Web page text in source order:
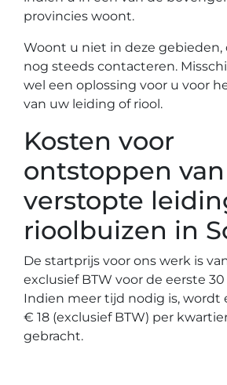
provincies woont.
Woont u niet in deze
nog steeds contacteren.
wel een oplossing voor u voor
van uw leiding of riool.
Kosten voor
ontstoppen van
verstopte
rioolbuizen in
De startprijs voor ons werk is
exclusief BTW voor de eerste
Indien meer tijd nodig is, wordt
€ 18 (exclusief BTW) per
gebracht.